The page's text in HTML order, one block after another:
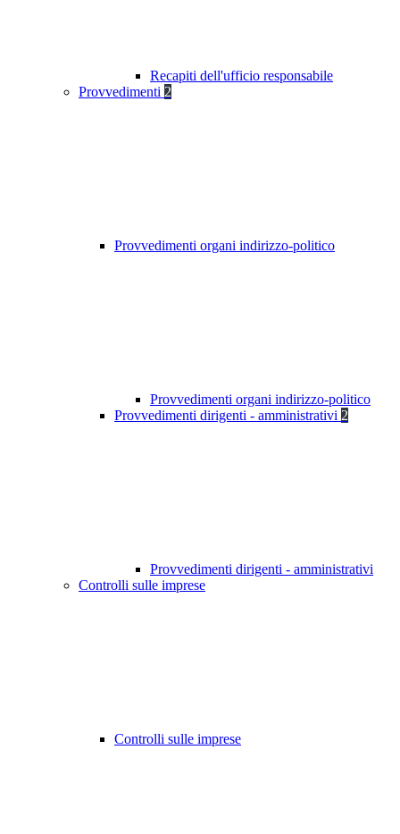
Recapiti dell'ufficio responsabile
Provvedimenti 2
Provvedimenti organi indirizzo-politico
Provvedimenti organi indirizzo-politico
Provvedimenti dirigenti - amministrativi 2
Provvedimenti dirigenti - amministrativi
Controlli sulle imprese
Controlli sulle imprese